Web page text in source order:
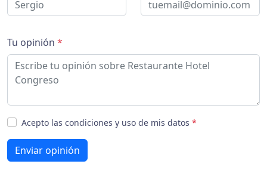
Tu opinión *
Acepto las condiciones y uso de mis datos *
Enviar opinión